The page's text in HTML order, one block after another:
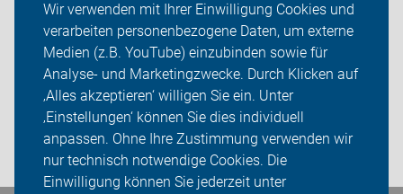
Wir verwenden mit Ihrer Einwilligung Cookies und
verarbeiten personenbezogene Daten, um externe
Medien (z.B. YouTube) einzubinden sowie für
Analyse- und Marketingzwecke. Durch Klicken auf
‚Alles akzeptieren‘ willigen Sie ein. Unter
‚Einstellungen‘ können Sie dies individuell
anpassen. Ohne Ihre Zustimmung verwenden wir
nur technisch notwendige Cookies. Die
Einwilligung können Sie jederzeit unter
ADFC Herten
Sei dabei
Presse
Login